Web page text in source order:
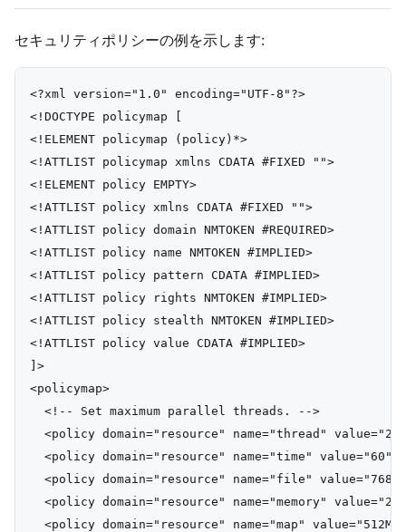
セキュリティポリシーの例を示します:
<?xml version="1.0" encoding="UTF-8"?>
<!DOCTYPE policymap [
<!ELEMENT policymap (policy)*>
<!ATTLIST policymap xmlns CDATA #FIXED "">
<!ELEMENT policy EMPTY>
<!ATTLIST policy xmlns CDATA #FIXED "">
<!ATTLIST policy domain NMTOKEN #REQUIRED>
<!ATTLIST policy name NMTOKEN #IMPLIED>
<!ATTLIST policy pattern CDATA #IMPLIED>
<!ATTLIST policy rights NMTOKEN #IMPLIED>
<!ATTLIST policy stealth NMTOKEN #IMPLIED>
<!ATTLIST policy value CDATA #IMPLIED>
]>
<policymap>
  <!-- Set maximum parallel threads. -->
<policy domain="resource" name="thread"
  <policy domain="resource" name="time" value="60"/>
<policy domain="resource" name="file"
<policy domain="resource" name="memory"
<policy domain="resource" name="map"